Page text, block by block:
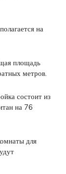
на
площадь
метров.
состоит из
на 76
для